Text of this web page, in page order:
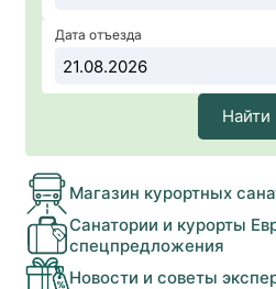
Дата отъезда
Найти
Магазин курортных
Санатории и курорты
спецпредложения
Новости и советы